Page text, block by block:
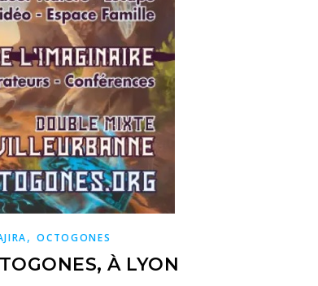
,OCTOGONES
À LYON